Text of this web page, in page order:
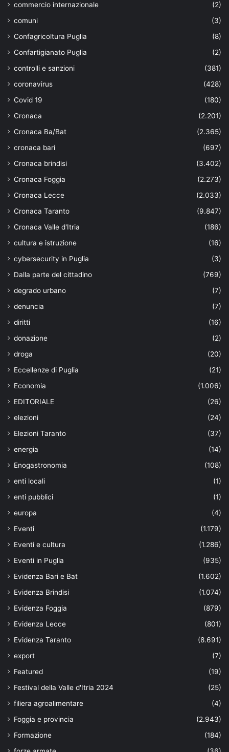
commercio internazionale
(2)
comuni
(3)
Confagricoltura Puglia
(8)
Confartigianato Puglia
(2)
controlli e sanzioni
(381)
coronavirus
(428)
Covid 19
(180)
Cronaca
(2.201)
Cronaca Ba/Bat
(2.365)
cronaca bari
(697)
Cronaca brindisi
(3.402)
Cronaca Foggia
(2.273)
Cronaca Lecce
(2.033)
Cronaca Taranto
(9.847)
Cronaca Valle d'Itria
(186)
cultura e istruzione
(16)
cybersecurity in Puglia
(3)
Dalla parte del cittadino
(769)
degrado urbano
(7)
denuncia
(7)
diritti
(16)
donazione
(2)
droga
(20)
Eccellenze di Puglia
(21)
Economia
(1.006)
EDITORIALE
(26)
elezioni
(24)
Elezioni Taranto
(37)
energia
(14)
Enogastronomia
(108)
enti locali
(1)
enti pubblici
(1)
europa
(4)
Eventi
(1.179)
Eventi e cultura
(1.286)
Eventi in Puglia
(935)
Evidenza Bari e Bat
(1.602)
Evidenza Brindisi
(1.074)
Evidenza Foggia
(879)
Evidenza Lecce
(801)
Evidenza Taranto
(8.691)
export
(7)
Featured
(19)
Festival della Valle d'Itria 2024
(25)
filiera agroalimentare
(4)
Foggia e provincia
(2.943)
Formazione
(184)